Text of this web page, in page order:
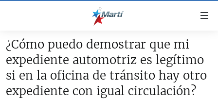
accesibilidad
contenido
principal
TITULARES
CUBA
ESTADOS UNIDOS
¿Cómo puedo demostrar que mi
expediente automotriz es legítimo
si en la oficina de tránsito hay otro
expediente con igual circulación?